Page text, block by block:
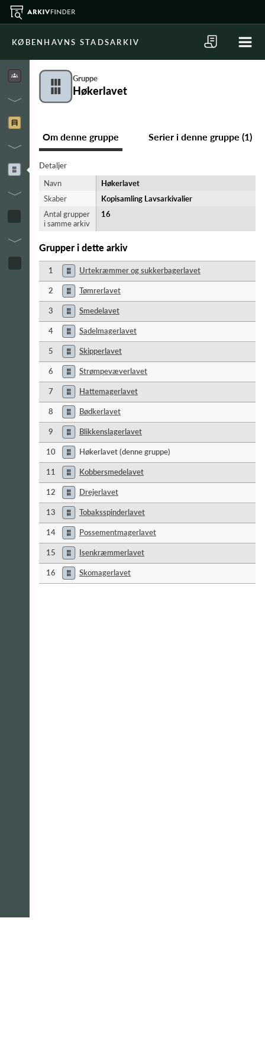
KØBENHAVNS STADSARKIV
Gruppe
Høkerlavet
Om denne gruppe Serier i denne gruppe (1)
Detaljer
Navn
Høkerlavet
Skaber
Kopisamling Lavsarkivalier
Antal grupper
i samme arkiv
16
Grupper i dette arkiv
1 Urtekræmmer og sukkerbagerlavet
2 Tømrerlavet
3 Smedelavet
4 Sadelmagerlavet
5 Skipperlavet
6 Strømpevæverlavet
7 Hattemagerlavet
8 Bødkerlavet
9 Blikkenslagerlavet
10 Høkerlavet (denne gruppe)
11 Kobbersmedelavet
12 Drejerlavet
13 Tobaksspinderlavet
14 Possementmagerlavet
15 Isenkræmmerlavet
16 Skomagerlavet